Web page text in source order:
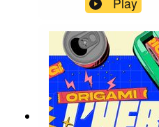
sur votre tout premier
annuel, c’est le
entier “OUI, je
engagée, possédée
financée par son
💪 Pour bénéficier de
notre Patreon avant le